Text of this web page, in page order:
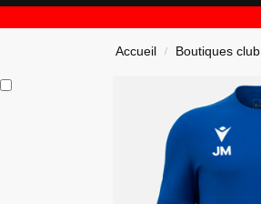
Accueil / Boutiques club